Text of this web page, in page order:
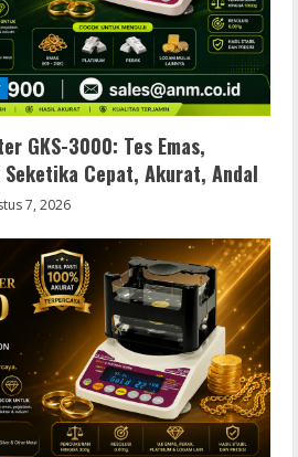
GKS-3000: Tes Emas,
Cepat, Akurat, Andal
7, 2026